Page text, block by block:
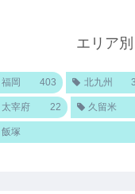
エリア別
福岡 403 北九州
太宰府 22 久留米
飯塚